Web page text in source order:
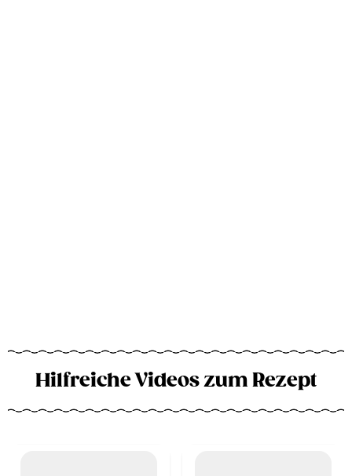
Hilfreiche Videos zum Rezept